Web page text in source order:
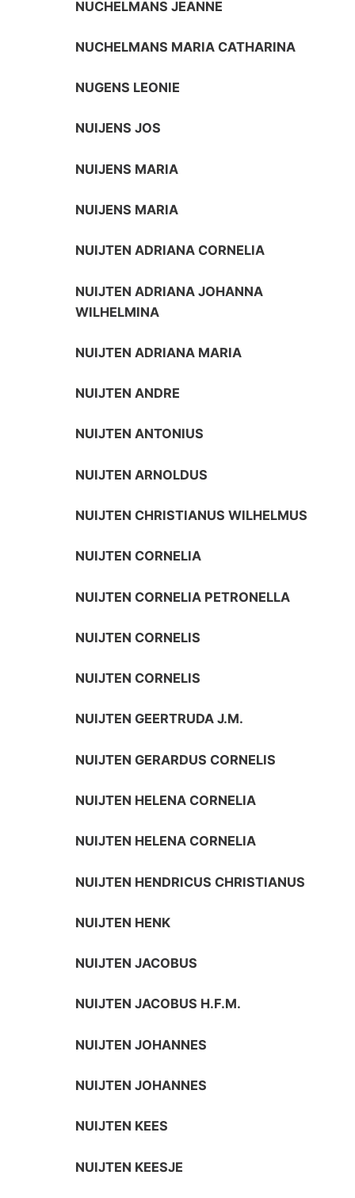
NUCHELMANS JEANNE
NUCHELMANS MARIA CATHARINA
NUGENS LEONIE
NUIJENS JOS
NUIJENS MARIA
NUIJENS MARIA
NUIJTEN ADRIANA CORNELIA
NUIJTEN ADRIANA JOHANNA
WILHELMINA
NUIJTEN ADRIANA MARIA
NUIJTEN ANDRE
NUIJTEN ANTONIUS
NUIJTEN ARNOLDUS
NUIJTEN CHRISTIANUS WILHELMUS
NUIJTEN CORNELIA
NUIJTEN CORNELIA PETRONELLA
NUIJTEN CORNELIS
NUIJTEN CORNELIS
NUIJTEN GEERTRUDA J.M.
NUIJTEN GERARDUS CORNELIS
NUIJTEN HELENA CORNELIA
NUIJTEN HELENA CORNELIA
NUIJTEN HENDRICUS CHRISTIANUS
NUIJTEN HENK
NUIJTEN JACOBUS
NUIJTEN JACOBUS H.F.M.
NUIJTEN JOHANNES
NUIJTEN JOHANNES
NUIJTEN KEES
NUIJTEN KEESJE